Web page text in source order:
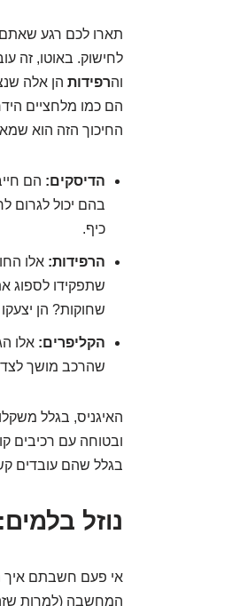
תארו לכם רגע שאתם
לחישוק. באוטו, זה
והרפידות הן אלה
הם כמו מלחציים
החיכוך הזה הוא
הדיסקים: הם
בהם יכול לגרום
כיף.
הרפידות: אלו
שתפקידו לספוג
שחוקות? הן
הקליפרים: אלו
שהרכב מושך לצד
האיגניס, בגלל
ובטוחה עם רכיבים
בגלל שהם עובדים
נוזל
אי פעם חשבתם איך
המחשבה (למרות